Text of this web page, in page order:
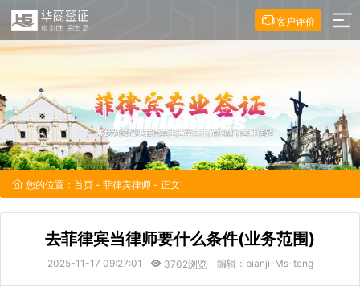
客户评价
您的位置： 首页 - 菲律宾律师 - 正文
去菲律宾当律师要什么条件(业务范围)
2025-11-17 09:27:01 3702浏览 编辑：bianji-Ms-teng